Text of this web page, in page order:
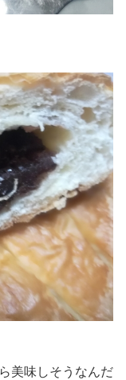
美味しそうなんだ